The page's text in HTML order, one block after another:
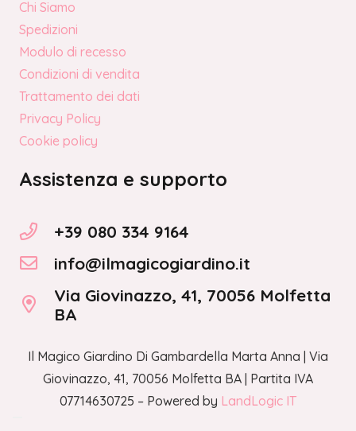
Chi Siamo
Spedizioni
Modulo di recesso
Condizioni di vendita
Trattamento dei dati
Privacy Policy
Cookie policy
Assistenza e supporto
+39 080 334 9164
info@ilmagicogiardino.it
Via Giovinazzo, 41, 70056 Molfetta
BA
Il Magico Giardino Di Gambardella Marta Anna | Via
Giovinazzo, 41, 70056 Molfetta BA | Partita IVA
07714630725 – Powered by LandLogic IT